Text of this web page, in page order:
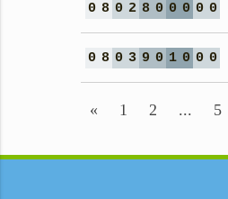
0 8 0 2 8 0 0 0 0 0
0 8 0 3 9 0 1 0 0 0
« 1 2 ... 5